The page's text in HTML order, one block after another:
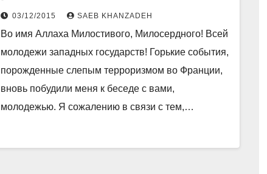
государств
03/12/2015 SAEB KHANZADEH
Во имя Аллаха Милостивого, Милосердного! Всей
молодежи западных государств! Горькие события,
порожденные слепым терроризмом во Франции,
вновь побудили меня к беседе с вами,
молодежью. Я сожалению в связи с тем,…